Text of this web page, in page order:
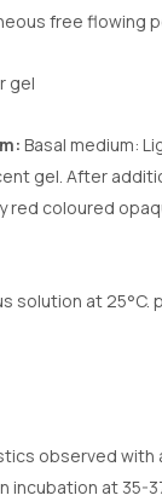
free flowing
gel
Basal medium:
gel. After
red coloured
solution at 25°C.
observed with
incubation at 35-